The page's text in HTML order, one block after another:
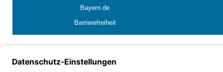
Bayern.de
Barrierefreiheit